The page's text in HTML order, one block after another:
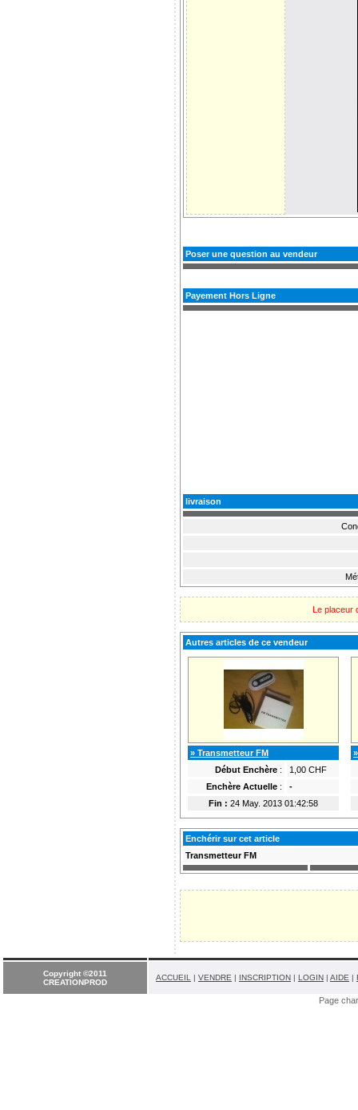
Poser une question au vendeur
Payement Hors Ligne
livraison
Le placeur
Autres articles de ce vendeur
» Transmetteur FM
Début Enchère :
1,00 CHF
Enchère Actuelle :
-
Fin : 24 May. 2013 01:42:58
Enchérir sur cet article
Transmetteur FM
Copyright ©2011
CREATIONPROD
ACCUEIL | VENDRE | INSCRIPTION | LOGIN | AIDE |
Page